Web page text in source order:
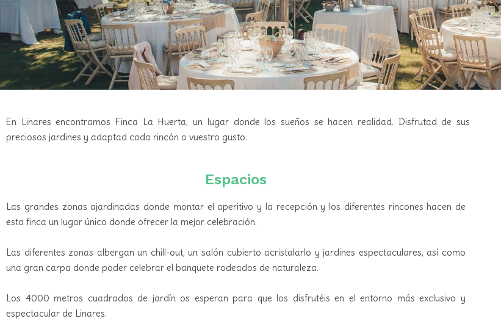
En Linares encontramos Finca La Huerta, un lugar donde los sueños se hacen realidad. Disfrutad de sus
preciosos jardines y adaptad cada rincón a vuestro gusto.
Espacios
Las grandes zonas ajardinadas donde montar el aperitivo y la recepción y los diferentes rincones hacen de
esta finca un lugar único donde ofrecer la mejor celebración.
Las diferentes zonas albergan un chill-out, un salón cubierto acristalarlo y jardines espectaculares, así como
una gran carpa donde poder celebrar el banquete rodeados de naturaleza.
Los 4000 metros cuadrados de jardín os esperan para que los disfrutéis en el entorno más exclusivo y
espectacular de Linares.